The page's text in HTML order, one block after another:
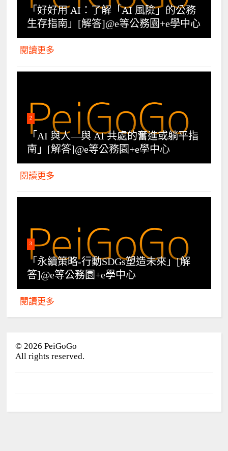
「好好用 AI：了解「AI 風險」的公務
生存指南」[解答]@e等公務園+e學中心
閱讀更多
2
「AI 與人—與 AI 共處的奮進或躺平指
南」[解答]@e等公務園+e學中心
閱讀更多
3
「永續策略-行動SDGs塑造未來」[解
答]@e等公務園+e學中心
閱讀更多
© 2026 PeiGoGo
All rights reserved.